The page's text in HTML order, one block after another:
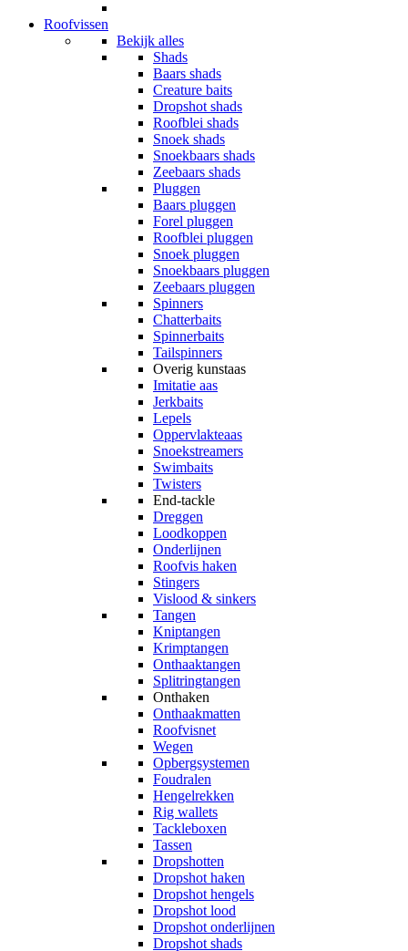
Roofvissen
Bekijk alles
Shads
Baars shads
Creature baits
Dropshot shads
Roofblei shads
Snoek shads
Snoekbaars shads
Zeebaars shads
Pluggen
Baars pluggen
Forel pluggen
Roofblei pluggen
Snoek pluggen
Snoekbaars pluggen
Zeebaars pluggen
Spinners
Chatterbaits
Spinnerbaits
Tailspinners
Overig kunstaas
Imitatie aas
Jerkbaits
Lepels
Oppervlakteaas
Snoekstreamers
Swimbaits
Twisters
End-tackle
Dreggen
Loodkoppen
Onderlijnen
Roofvis haken
Stingers
Vislood & sinkers
Tangen
Kniptangen
Krimptangen
Onthaaktangen
Splitringtangen
Onthaken
Onthaakmatten
Roofvisnet
Wegen
Opbergsystemen
Foudralen
Hengelrekken
Rig wallets
Tackleboxen
Tassen
Dropshotten
Dropshot haken
Dropshot hengels
Dropshot lood
Dropshot onderlijnen
Dropshot shads